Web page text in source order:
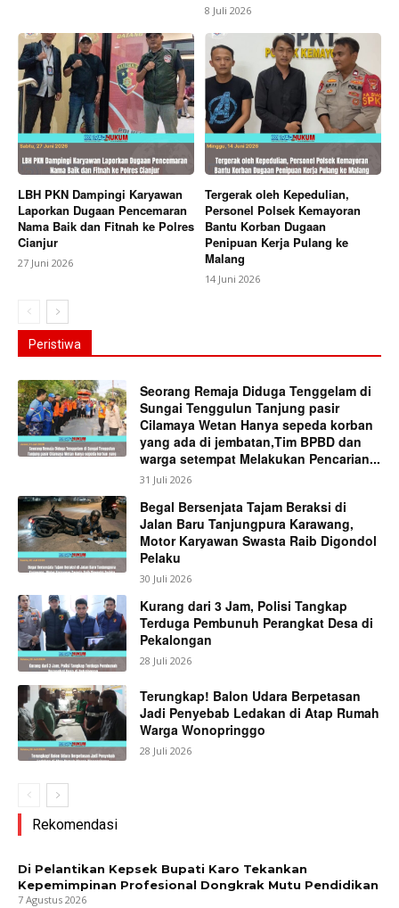
8 Juli 2026
LBH PKN Dampingi Karyawan
Laporkan Dugaan Pencemaran
Nama Baik dan Fitnah ke Polres
Cianjur
27 Juni 2026
Tergerak oleh Kepedulian,
Personel Polsek Kemayoran
Bantu Korban Dugaan
Penipuan Kerja Pulang ke
Malang
14 Juni 2026
Peristiwa
Seorang Remaja Diduga Tenggelam di
Sungai Tenggulun Tanjung pasir
Cilamaya Wetan Hanya sepeda korban
yang ada di jembatan,Tim BPBD dan
warga setempat Melakukan Pencarian...
31 Juli 2026
Begal Bersenjata Tajam Beraksi di
Jalan Baru Tanjungpura Karawang,
Motor Karyawan Swasta Raib Digondol
Pelaku
30 Juli 2026
Kurang dari 3 Jam, Polisi Tangkap
Terduga Pembunuh Perangkat Desa di
Pekalongan
28 Juli 2026
Terungkap! Balon Udara Berpetasan
Jadi Penyebab Ledakan di Atap Rumah
Warga Wonopringgo
28 Juli 2026
Rekomendasi
Di Pelantikan Kepsek Bupati Karo Tekankan
Kepemimpinan Profesional Dongkrak Mutu Pendidikan
7 Agustus 2026